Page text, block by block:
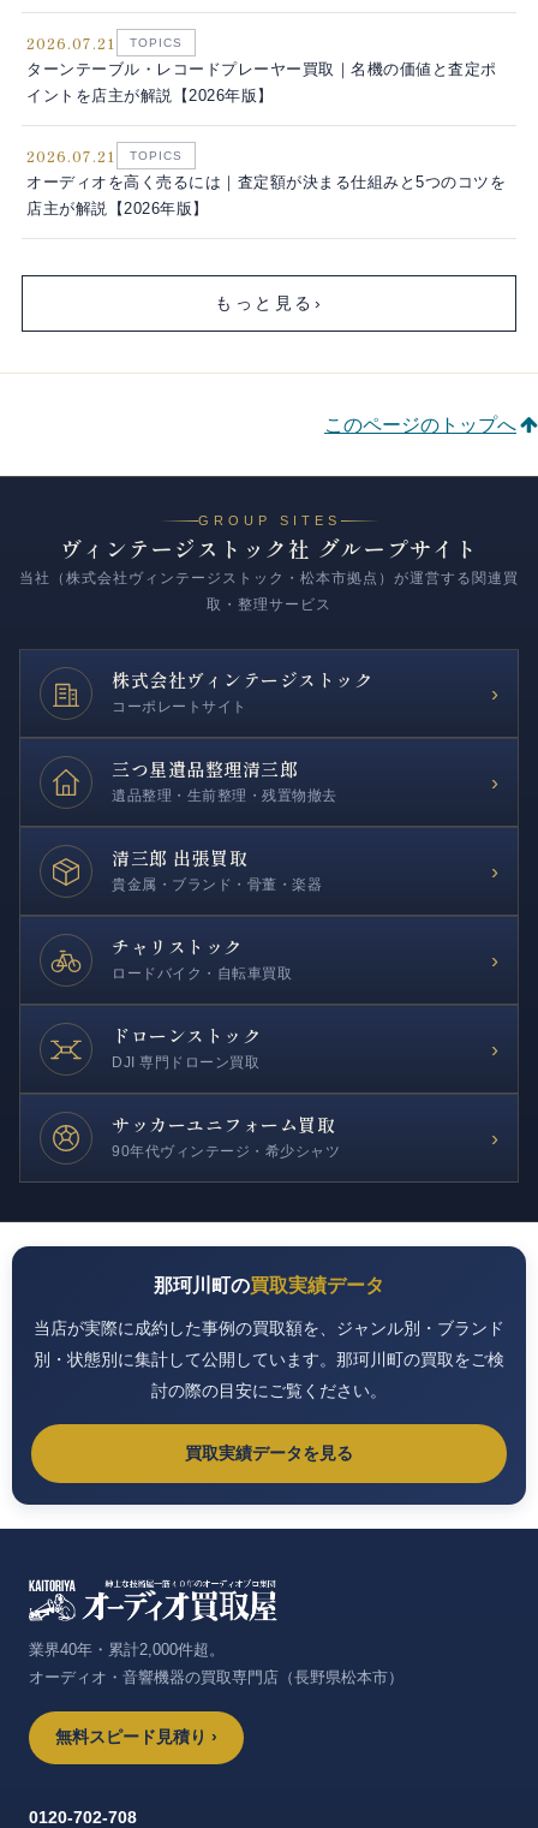
2026.07.21 TOPICS
ターンテーブル・レコードプレーヤー買取｜名機の価値と査定ポ
イントを店主が解説【2026年版】
2026.07.21 TOPICS
オーディオを高く売るには｜査定額が決まる仕組みと5つのコツを
店主が解説【2026年版】
もっと見る ›
このページのトップへ
GROUP SITES
ヴィンテージストック社 グループサイト
当社（株式会社ヴィンテージストック・松本市拠点）が運営する関連買
取・整理サービス
株式会社ヴィンテージストック
コーポレートサイト
›
三つ星遺品整理清三郎
遺品整理・生前整理・残置物撤去
›
清三郎 出張買取
貴金属・ブランド・骨董・楽器
›
チャリストック
ロードバイク・自転車買取
›
ドローンストック
DJI 専門ドローン買取
›
サッカーユニフォーム買取
90年代ヴィンテージ・希少シャツ
›
那珂川町の買取実績データ
当店が実際に成約した事例の買取額を、ジャンル別・ブランド
別・状態別に集計して公開しています。那珂川町の買取をご検
討の際の目安にご覧ください。
買取実績データを見る
業界40年・累計2,000件超。
オーディオ・音響機器の買取専門店（長野県松本市）
無料スピード見積り ›
0120-702-708